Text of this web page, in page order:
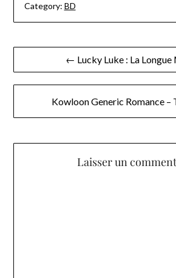
Category: BD
Navigation
de
l’article
← Lucky Luke : La Longue
Kowloon Generic Romance
Laisser un